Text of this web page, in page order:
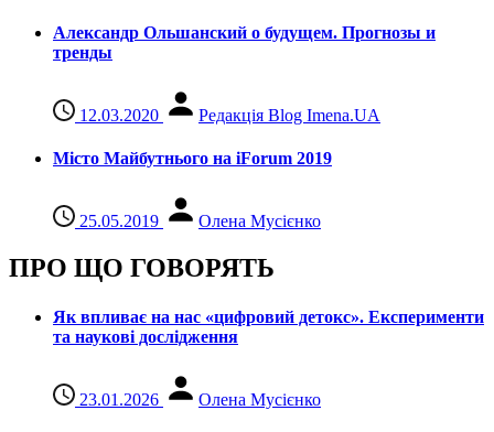
Александр Ольшанский о будущем. Прогнозы и
тренды
12.03.2020 Редакція Blog Imena.UA
Місто Майбутнього на iForum 2019
25.05.2019 Олена Мусієнко
ПРО ЩО ГОВОРЯТЬ
Як впливає на нас «цифровий детокс». Експерименти
та наукові дослідження
23.01.2026 Олена Мусієнко